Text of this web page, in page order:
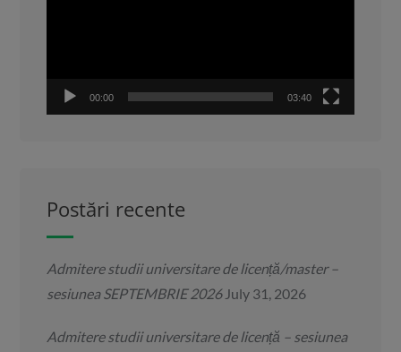
00:00 03:40
Postări recente
Admitere studii universitare de licență/master –
sesiunea SEPTEMBRIE 2026 July 31, 2026
Admitere studii universitare de licență – sesiunea